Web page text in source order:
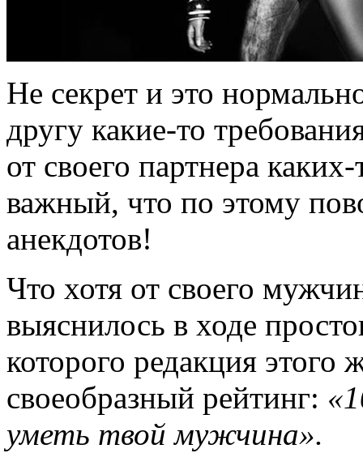
Не секрет и это
другу какие-то
от своего партнера
важный, что по этому
анекдотов!
Что хотя от своего
выяснилось в ходе
которого редакция этого
своеобразный рейтинг:
уметь твой мужчина».